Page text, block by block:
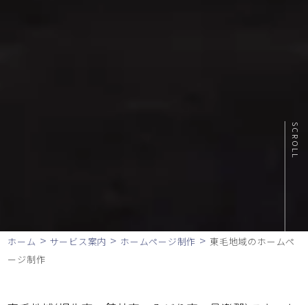
SCROLL
ホーム > サービス案内 > ホームページ制作 > 東毛地域のホームペ
ージ制作